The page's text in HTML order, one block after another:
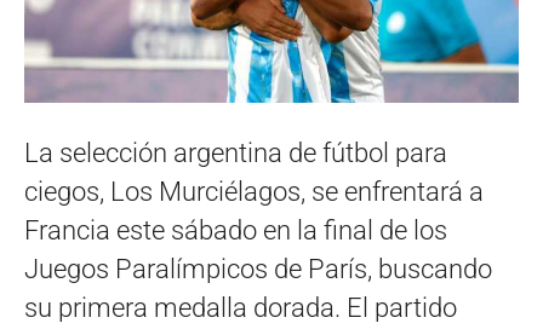
La selección argentina de fútbol para
ciegos, Los Murciélagos, se enfrentará a
Francia este sábado en la final de los
Juegos Paralímpicos de París, buscando
su primera medalla dorada. El partido